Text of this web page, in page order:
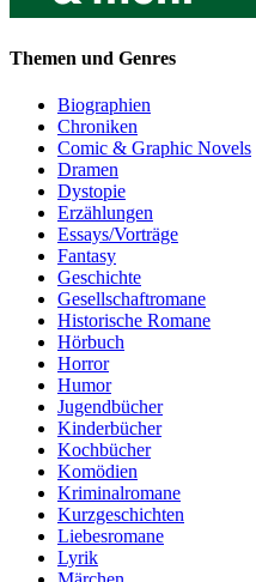
Themen und Genres
Biographien
Chroniken
Comic & Graphic Novels
Dramen
Dystopie
Erzählungen
Essays/Vorträge
Fantasy
Geschichte
Gesellschaftromane
Historische Romane
Hörbuch
Horror
Humor
Jugendbücher
Kinderbücher
Kochbücher
Komödien
Kriminalromane
Kurzgeschichten
Liebesromane
Lyrik